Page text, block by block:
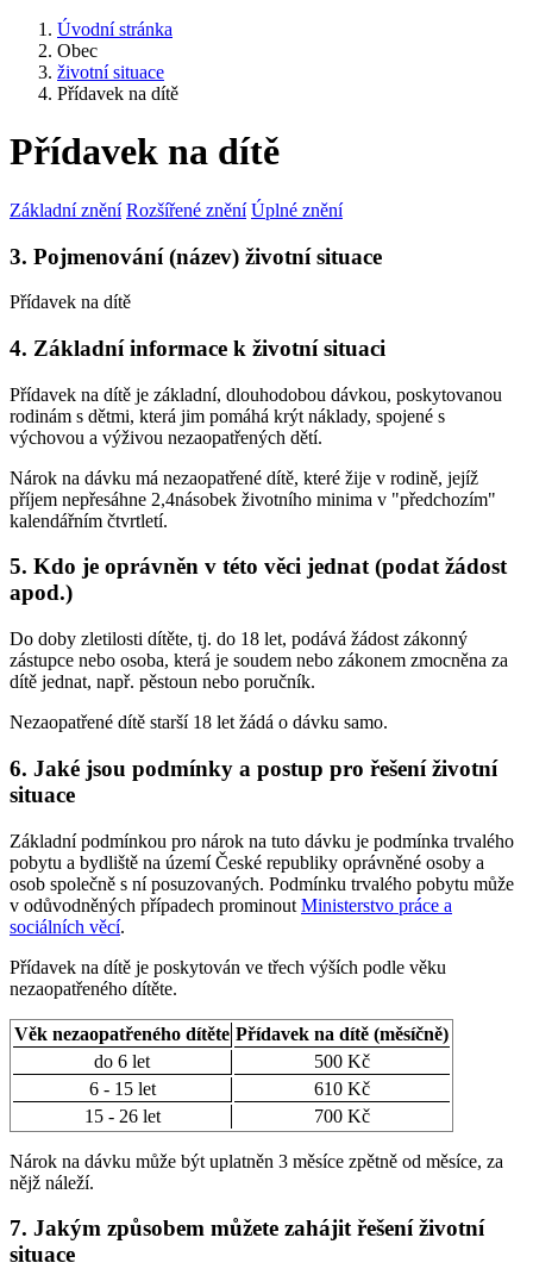
Úvodní stránka
Obec
životní situace
Přídavek na dítě
Přídavek na dítě
Základní znění Rozšířené znění Úplné znění
3. Pojmenování (název) životní situace
Přídavek na dítě
4. Základní informace k životní situaci
Přídavek na dítě je základní, dlouhodobou dávkou, poskytovanou
rodinám s dětmi, která jim pomáhá krýt náklady, spojené s
výchovou a výživou nezaopatřených dětí.
Nárok na dávku má nezaopatřené dítě, které žije v rodině, jejíž
příjem nepřesáhne 2,4násobek životního minima v "předchozím"
kalendářním čtvrtletí.
5. Kdo je oprávněn v této věci jednat (podat žádost
apod.)
Do doby zletilosti dítěte, tj. do 18 let, podává žádost zákonný
zástupce nebo osoba, která je soudem nebo zákonem zmocněna za
dítě jednat, např. pěstoun nebo poručník.
Nezaopatřené dítě starší 18 let žádá o dávku samo.
6. Jaké jsou podmínky a postup pro řešení životní
situace
Základní podmínkou pro nárok na tuto dávku je podmínka trvalého
pobytu a bydliště na území České republiky oprávněné osoby a
osob společně s ní posuzovaných. Podmínku trvalého pobytu může
v odůvodněných případech prominout Ministerstvo práce a
sociálních věcí.
Přídavek na dítě je poskytován ve třech výších podle věku
nezaopatřeného dítěte.
Věk nezaopatřeného dítěte Přídavek na dítě (měsíčně)
do 6 let
500 Kč
6 - 15 let
610 Kč
15 - 26 let
700 Kč
Nárok na dávku může být uplatněn 3 měsíce zpětně od měsíce, za
nějž náleží.
7. Jakým způsobem můžete zahájit řešení životní
situace